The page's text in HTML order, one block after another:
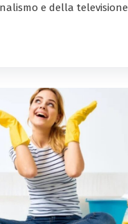
e della televisione